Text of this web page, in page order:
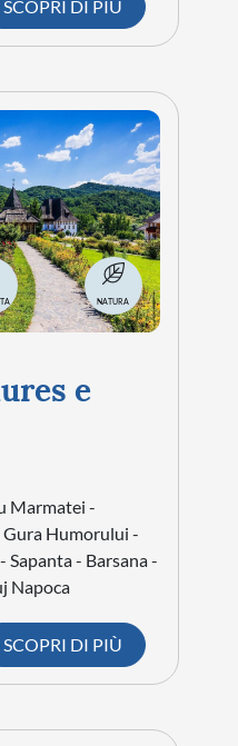
SCOPRI DI PIÙ
NATURA
e
Marmatei -
Humorului -
Sapanta - Barsana -
Napoca
SCOPRI DI PIÙ